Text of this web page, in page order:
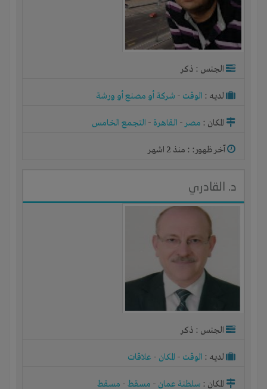
الجنس : ذكر
لديـه : الوقت - شركة أو مصنع أو ورشة
المكان : مصر- القاهرة - التجمع الخامس
آخر ظهور: : منذ 2 اشهر
د. القادري
الجنس : ذكر
لديـه : الوقت - المكان - علاقات
المكان : سلطنة عمان - مسقط- مسقط